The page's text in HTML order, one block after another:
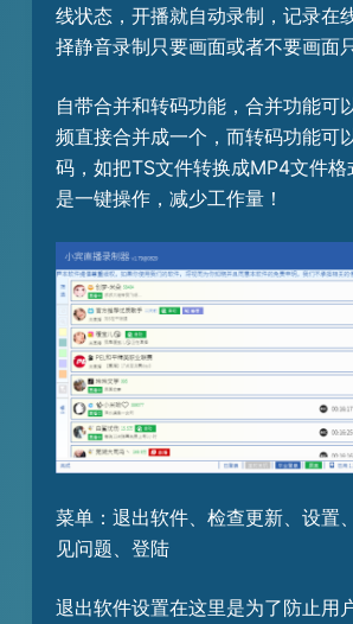
线状态，开播就自动录制，记录在
择静音录制只要画面或者不要画面
自带合并和转码功能，合并功能可
频直接合并成一个，而转码功能可
码，如把TS文件转换成MP4文件
是一键操作，减少工作量！
菜单：退出软件、检查更新、设置
见问题、登陆
退出软件设置在这里是为了防止用